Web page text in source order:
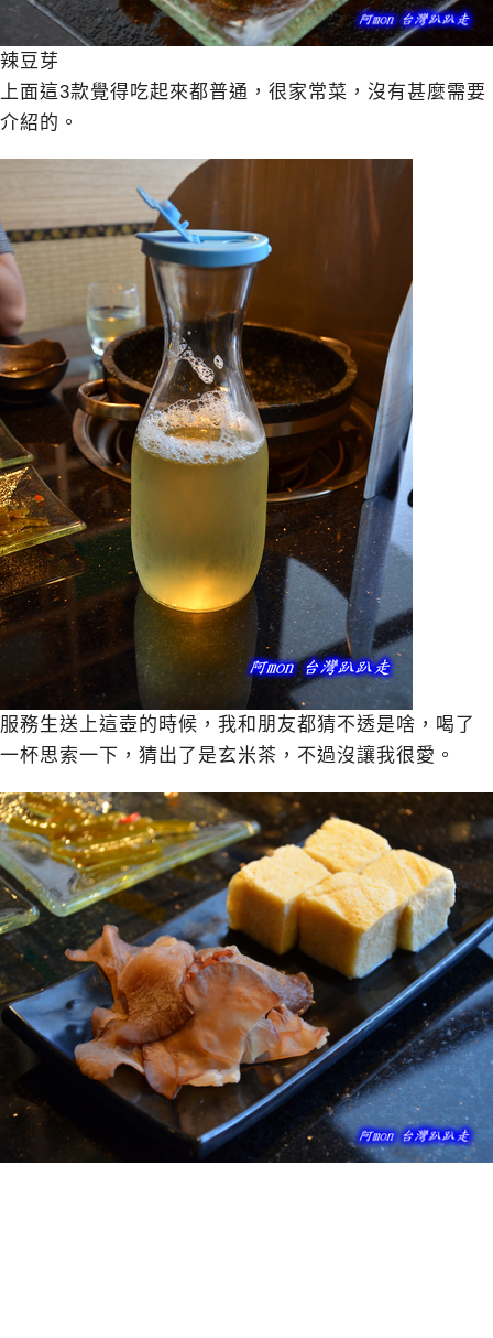
辣豆芽
上面這3款覺得吃起來都普通，很家常菜，沒有甚麼需要
介紹的。
服務生送上這壺的時候，我和朋友都猜不透是啥，喝了
一杯思索一下，猜出了是玄米茶，不過沒讓我很愛。